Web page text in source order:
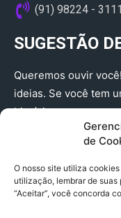
de
O nosso site utiliza
utilização, lembrar de
“Aceitar”, você concorda
(91) 98224 - 3111
SUGESTÃO
Queremos ouvir
ideias. Se você tem
história que merece
(91) 98224 -